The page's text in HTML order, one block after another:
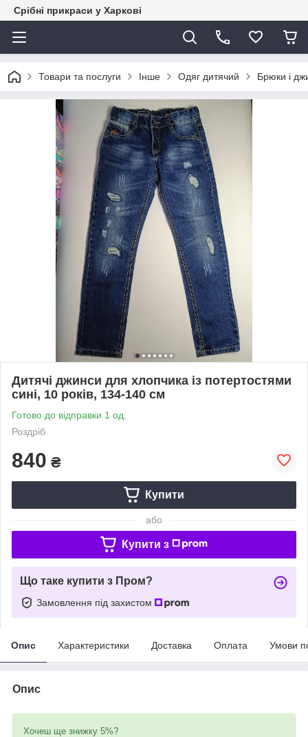
Срібні прикраси у Харкові
Товари та послуги Інше Одяг дитячий Брюки і
Дитячі джинси для хлопчика із потертостями
сині, 10 років, 134-140 см
Готово до відправки 1 од.
Роздріб
840 ₴
Купити
або
Купити з
Що таке купити з Пром?
Замовлення під захистом
Опис Характеристики Доставка Оплата Умови
Опис
Хочеш ще знижку 5%?